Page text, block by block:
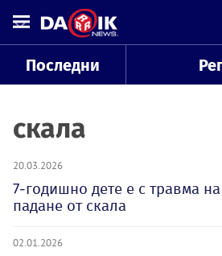
Последни
скала
20.03.2026
7-годишно дете е с травма
падане от скала
02.01.2026